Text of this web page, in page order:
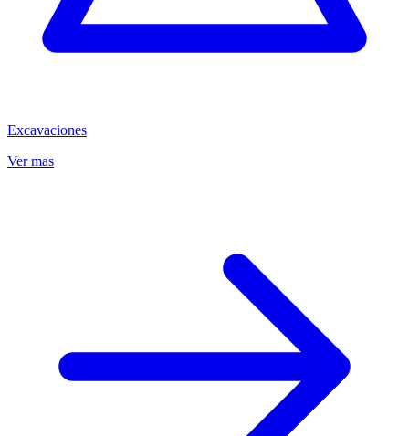
Excavaciones
Ver mas